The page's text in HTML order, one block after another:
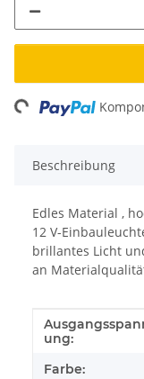
Beschreibung
Edles Material ,
12 V-
brillantes Licht
an
Wert
ung:
Farbe: